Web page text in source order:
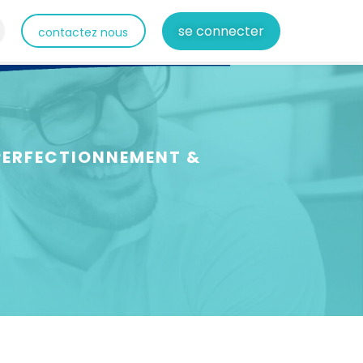
contactez nous se connecter
&